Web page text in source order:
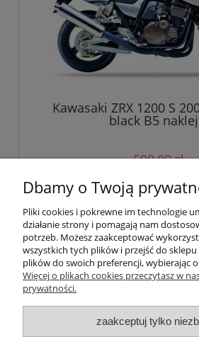
Kawasaki ZRX 1200 S
black B5
500,00 zł
do koszyka
Pomoc
Płatności i
Dbamy o Twoją
Pliki cookies i pokrewne im technologie
działanie strony i pomagają nam
potrzeb. Możesz zaakceptować
wszystkich tych plików i przejść do
plików do swoich preferencji, wybierając
Więcej o plikach cookies przeczytasz w
prywatności.
zaakceptuj tylko